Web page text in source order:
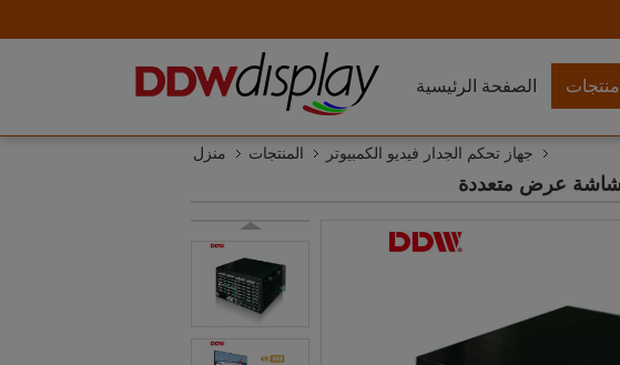
الصفحة الرئيسية منتجات
منزل المنتجات جهاز تحكم الجدار فيديو الكمبيوتر